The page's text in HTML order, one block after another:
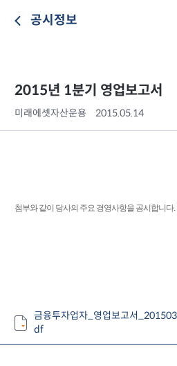
공시정보
2015년 1분기 영업보고서
미래에셋자산운용 2015.05.14
첨부와 같이 당사의 주요 경영사항을 공시합니다.
금융투자업자_영업보고서
df